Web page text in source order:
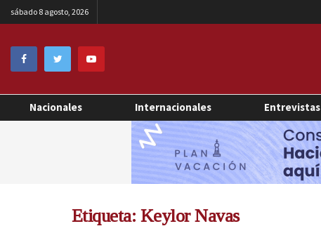
sábado 8 agosto, 2026
Nacionales Internacionales Entrevistas
Etiqueta: Keylor Navas